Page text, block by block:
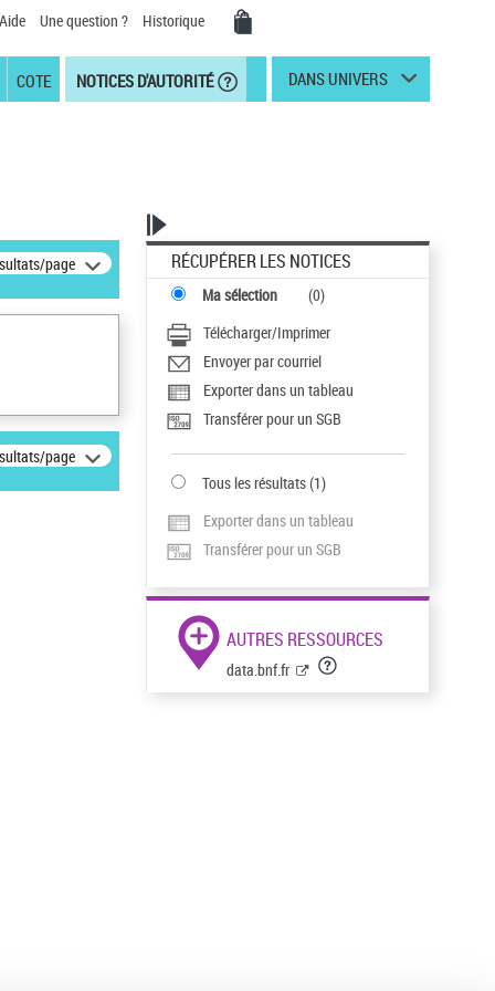
Aide Une question ? Historique
COTE NOTICES D'AUTORITÉ DANS UNIVERS
page
page
RÉCUPÉRER LES NOTICES
Ma sélection (0)
Télécharger/Imprimer
Envoyer par courriel
Exporter dans un tableau
Transférer pour un SGB
Tous les résultats(1)
Exporter dans un tableau
Transférer pour un SGB
AUTRES RESSOURCES
data.bnf.fr